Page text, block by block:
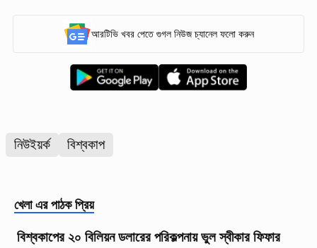
আরটিভি খবর পেতে গুগল নিউজ চ্যানেল ফলো করুন
নিউইয়র্ক বিশ্বকাপ
খেলা এর পাঠক প্রিয়
বিশ্বকাপের ২০ বিলিয়ন ডলারের পরিকল্পনায় ভুল স্বীকার ফিফার